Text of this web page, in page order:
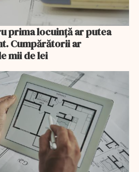
prima locuință ar putea
Cumpărătorii ar
mii de lei